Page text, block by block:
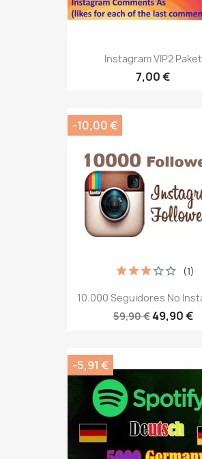
Instagram VIP2 Paket
7,00 €
10.000 Seguidores No
59,90 €49,90 €
(1)
-10,00 €
-5,91 €